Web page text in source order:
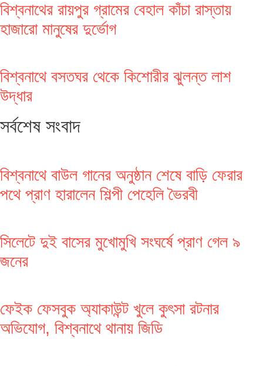
বিশ্বনাথের রায়পুর গ্রামের বেহাল কাঁচা রাস্তায়
হাজারো মানুষের দুর্ভোগ
বিশ্বনাথে বসতঘর থেকে কিশোরীর ঝুলন্ত লাশ
উদ্ধার
সর্বশেষ সংবাদ
বিশ্বনাথে বাউল গানের অনুষ্ঠান শেষে বাড়ি ফেরার
পথে প্রাণ হারালেন শিল্পী পেহেলি ভৈরবী
সিলেটে দুই বাসের মুখোমুখি সংঘর্ষে প্রাণ গেল ৯
জনের
ফেইক ফেসবুক অ্যাকাউন্ট খুলে কুৎসা রটনার
অভিযোগ, বিশ্বনাথে থানায় জিডি